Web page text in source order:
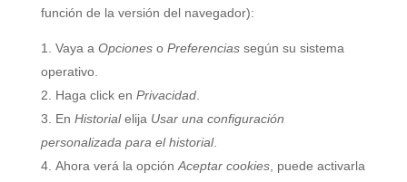
función de la versión del navegador):
Vaya a Opcioneso Preferenciassegún su sistema
operativo.
Haga click en Privacidad.
En Historialelija Usar una configuración
personalizada para el historial.
Ahora verá la opción Aceptar cookies, puede activarla